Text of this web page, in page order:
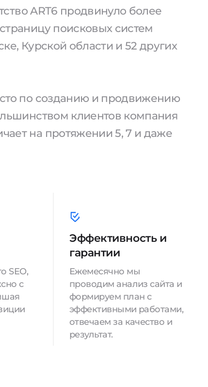
ART6 продвинуло более
поисковых систем
Курской области и 52 других
по созданию и продвижению
клиентов компания
на протяжении 5, 7 и даже
SEO,
с
Эффективность и
гарантии
Ежемесячно мы
проводим анализ сайта и
формируем план с
эффективными работами,
отвечаем за качество и
результат.